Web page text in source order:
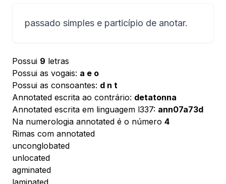
passado simples e particípio de anotar.
Possui 9 letras
Possui as vogais: a e o
Possui as consoantes: d n t
Annotated escrita ao contrário: detatonna
Annotated escrita em linguagem l337: ann07a73d
Na numerologia annotated é o número 4
Rimas com annotated
unconglobated
unlocated
agminated
laminated